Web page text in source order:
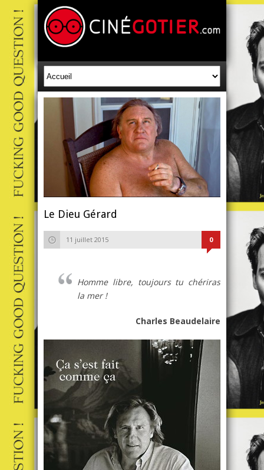
Le Dieu Gérard
11 juillet 2015 0
Homme libre, toujours tu chériras
la mer !
Charles Beaudelaire